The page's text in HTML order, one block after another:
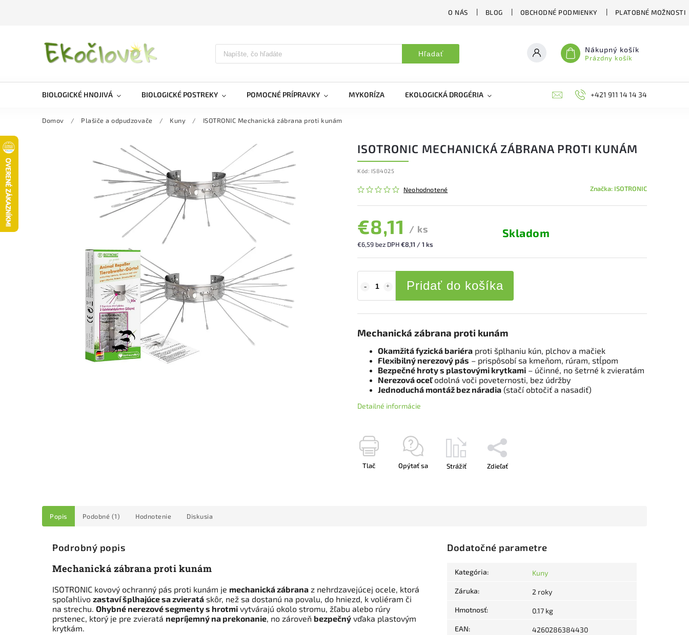
O NÁS BLOG OBCHODNÉ PODMIENKY PLATOBNÉ MOŽNOSTI
Hľadať Nákupný košík
Prázdny košík
BIOLOGICKÉ HNOJIVÁ BIOLOGICKÉ POSTREKY POMOCNÉ PRÍPRAVKY MYKORÍZA EKOLOGICKÁ DROGÉRIA VČELIE LIEČIVÁ BIOAGENS PLAŠIČE A
+421 911 14 14 34
Domov / Plašiče a odpudzovače / Kuny / ISOTRONIC Mechanická zábrana proti kunám
ISOTRONIC MECHANICKÁ ZÁBRANA PROTI KUNÁM
Kód: IS84025
Neohodnotené Značka: ISOTRONIC
€8,11 / ks
€6,59 bez DPH€8,11 / 1 ks
Skladom
Pridať do košíka
Mechanická zábrana proti kunám
Okamžitá fyzická bariéra proti šplhaniu kún, plchov a mačiek
Flexibilný nerezový pás – prispôsobí sa kmeňom, rúram, stĺpom
Bezpečné hroty s plastovými krytkami – účinné, no šetrné k zvieratám
Nerezová oceľodolná voči poveternosti, bez údržby
Jednoduchá montáž bez náradia (stačí obtočiť a nasadiť)
Detailné informácie
Tlač Opýtať sa Strážiť Zdieľať
Popis Podobné (1) Hodnotenie Diskusia
Podrobný popis
Mechanická zábrana proti kunám
ISOTRONIC kovový ochranný pás proti kunám je mechanická zábrana z nehrdzavejúcej ocele, ktorá
spoľahlivo zastaví šplhajúce sa zvieratá skôr, než sa dostanú na povalu, do hniezd, k voliéram či
na strechu. Ohybné nerezové segmenty s hrotmi vytvárajú okolo stromu, žľabu alebo rúry
prstenec, ktorý je pre zvieratá nepríjemný na prekonanie , no zároveň bezpečný vďaka plastovým
krytkám.
Dodatočné parametre
Kategória: Kuny
Záruka: 2 roky
Hmotnosť: 0.17 kg
EAN: 4260286384430